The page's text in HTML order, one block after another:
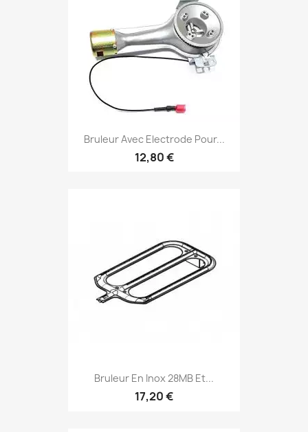
Bruleur Avec Electrode Pour...
12,80 €
Bruleur En Inox 28MB Et...
17,20 €